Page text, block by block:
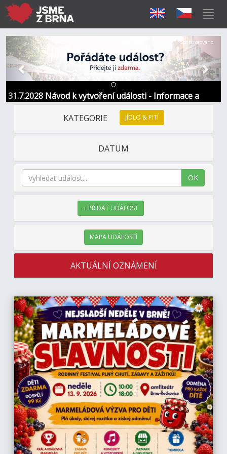
31.7.2028 Návod k vytvoření události - Informace a
kontakt
Předchozí Další
Sponzorováno
KATEGORIE JÍDLO & PITÍ
DATUM
OK
+ PŘIDAT UDÁLOST
MAPA UDÁLOSTÍ
AKTUÁLNÍ OZNÁMENÍ